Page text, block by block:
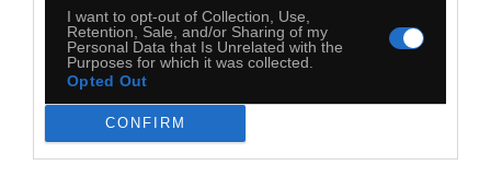
I want to opt-out of Collection, Use,
Retention, Sale, and/or Sharing of my
Personal Data that Is Unrelated with the
Purposes for which it was collected.
Opted Out
CONFIRM
Tak było